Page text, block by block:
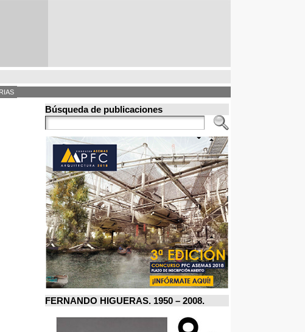
Búsqueda de publicaciones
FERNANDO HIGUERAS. 1950 – 2008.